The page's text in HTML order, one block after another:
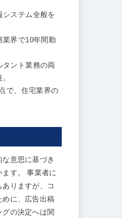
システム全般を
業界で10年間勤
タント業務の両
で、住宅業界の
意思に基づき
す。 事業者に
りますが、コ
めに、広告出稿
の決定へは関